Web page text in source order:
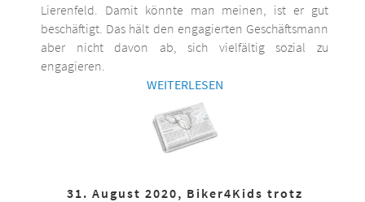
Lierenfeld. Damit könnte man meinen, ist er gut
beschäftigt. Das hält den engagierten Geschäftsmann
aber nicht davon ab, sich vielfältig sozial zu
engagieren.
WEITERLESEN
31. August 2020, Biker4Kids trotz